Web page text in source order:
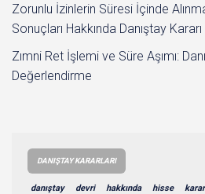
Zorunlu İzinlerin Süresi İçinde
Sonuçları Hakkında Danıştay Kararı
Zımni Ret İşlemi ve Süre Aşımı:
Değerlendirme
DANIŞTAY KARARLARI
danıştay devri hakkında hisse karar